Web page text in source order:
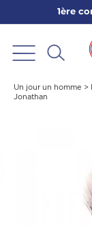
1ère
Un jour un homme >
Jonathan